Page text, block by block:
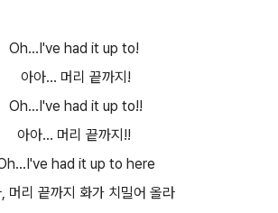
Oh...I've had it up to!
아아... 머리 끝까지!
Oh...I've had it up to!!
아아... 머리 끝까지!!
had it up to here
머리 끝까지 화가 치밀어 올라